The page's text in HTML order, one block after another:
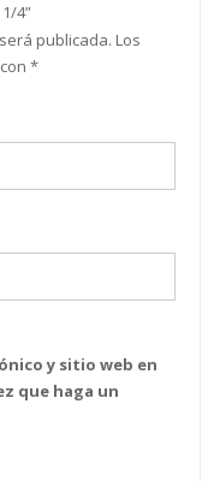
4”
publicada. Los
*
y sitio web en
que haga un